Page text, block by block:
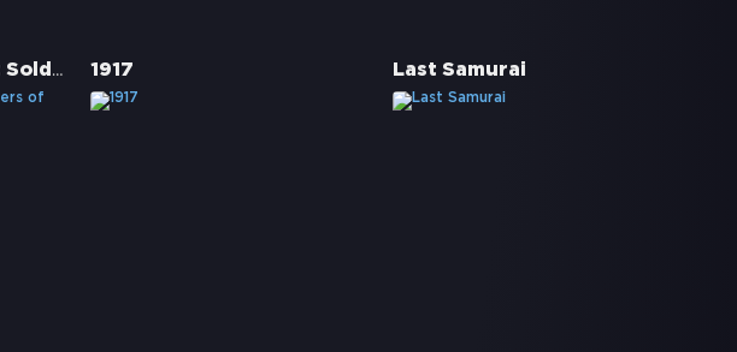
13 Hours: The Secret Soldiers of Benghazi 1917 Last Samurai